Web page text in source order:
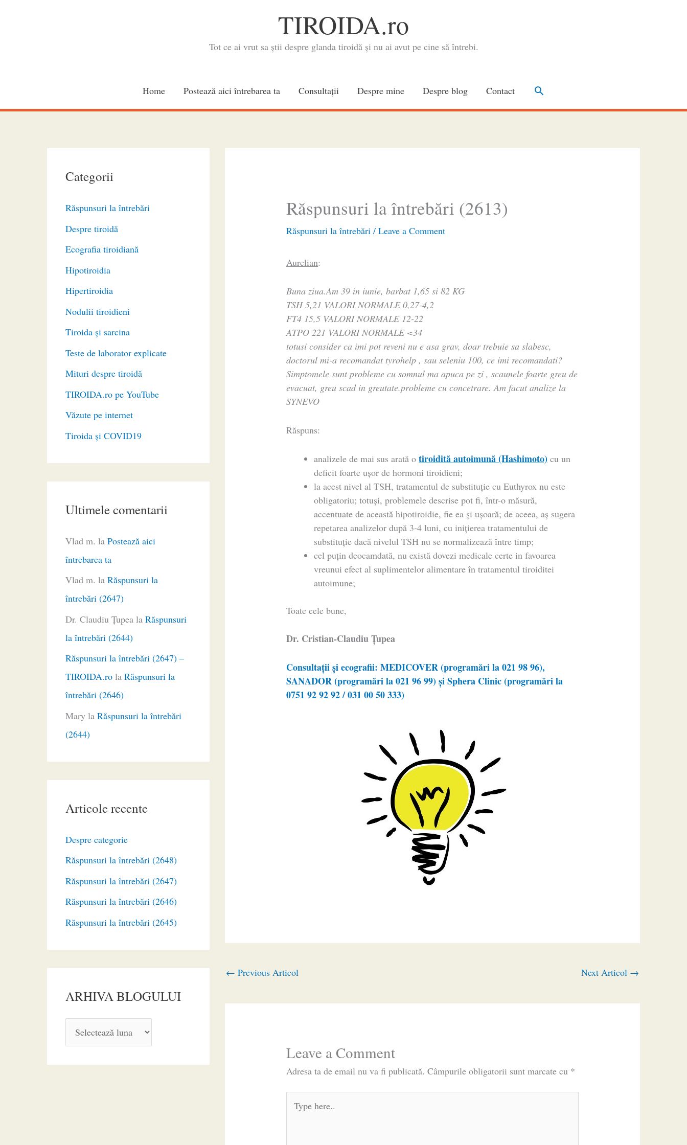
TIROIDA.ro
Tot ce ai vrut sa știi despre glanda tiroidă și nu ai avut pe cine să întrebi.
Home Postează aici întrebarea ta Consultaţii Despre mine Despre blog Contact Search
Categorii
Răspunsuri la întrebări
Despre tiroidă
Ecografia tiroidiană
Hipotiroidia
Hipertiroidia
Nodulii tiroidieni
Tiroida și sarcina
Teste de laborator explicate
Mituri despre tiroidă
TIROIDA.ro pe YouTube
Văzute pe internet
Tiroida și COVID19
Ultimele comentarii
Vlad m. la Postează aici
întrebarea ta
Vlad m. la Răspunsuri la
întrebări (2647)
Dr. Claudiu Ţupea la Răspunsuri
la întrebări (2644)
Răspunsuri la întrebări (2647) –
TIROIDA.ro la Răspunsuri la
întrebări (2646)
Mary la Răspunsuri la întrebări
(2644)
Articole recente
Despre categorie
Răspunsuri la întrebări (2648)
Răspunsuri la întrebări (2647)
Răspunsuri la întrebări (2646)
Răspunsuri la întrebări (2645)
ARHIVA BLOGULUI
R
H
Răspunsuri la întrebări (2613)
Răspunsuri la întrebări /Leave a Comment
Aurelian:
Buna ziua.Am 39 in iunie, barbat 1,65 si 82 KG
TSH 5,21 VALORI NORMALE 0,27-4,2
FT4 15,5 VALORI NORMALE 12-22
ATPO 221 VALORI NORMALE <34
totusi consider ca imi pot reveni nu e asa grav, doar trebuie sa slabesc,
doctorul mi-a recomandat tyrohelp , sau seleniu 100, ce imi recomandati?
Simptomele sunt probleme cu somnul ma apuca pe zi , scaunele foarte greu de
evacuat, greu scad in greutate.probleme cu concetrare. Am facut analize la
SYNEVO
Răspuns:
analizele de mai sus arată otiroidită autoimună (Hashimoto) cu un
deficit foarte ușor de hormoni tiroidieni;
la acest nivel al TSH, tratamentul de substituție cu Euthyrox nu este
obligatoriu; totuși, problemele descrise pot fi, într-o măsură,
accentuate de această hipotiroidie, fie ea și ușoară; de aceea, aș sugera
repetarea analizelor după 3-4 luni, cu inițierea tratamentului de
substituție dacă nivelul TSH nu se normalizează între timp;
cel puțin deocamdată, nu există dovezi medicale certe in favoarea
vreunui efect al suplimentelor alimentare în tratamentul tiroiditei
autoimune;
Toate cele bune,
Dr. Cristian-Claudiu Ţupea
Consultații și ecografii: MEDICOVER (programări la 021 98 96),
SANADOR (programări la 021 96 99) și Sphera Clinic (programări la
0751 92 92 92 / 031 00 50 333)
← Previous Articol Next Articol →
Leave a Comment
Adresa ta de email nu va fi publicată. Câmpurile obligatorii sunt marcate cu *
here..